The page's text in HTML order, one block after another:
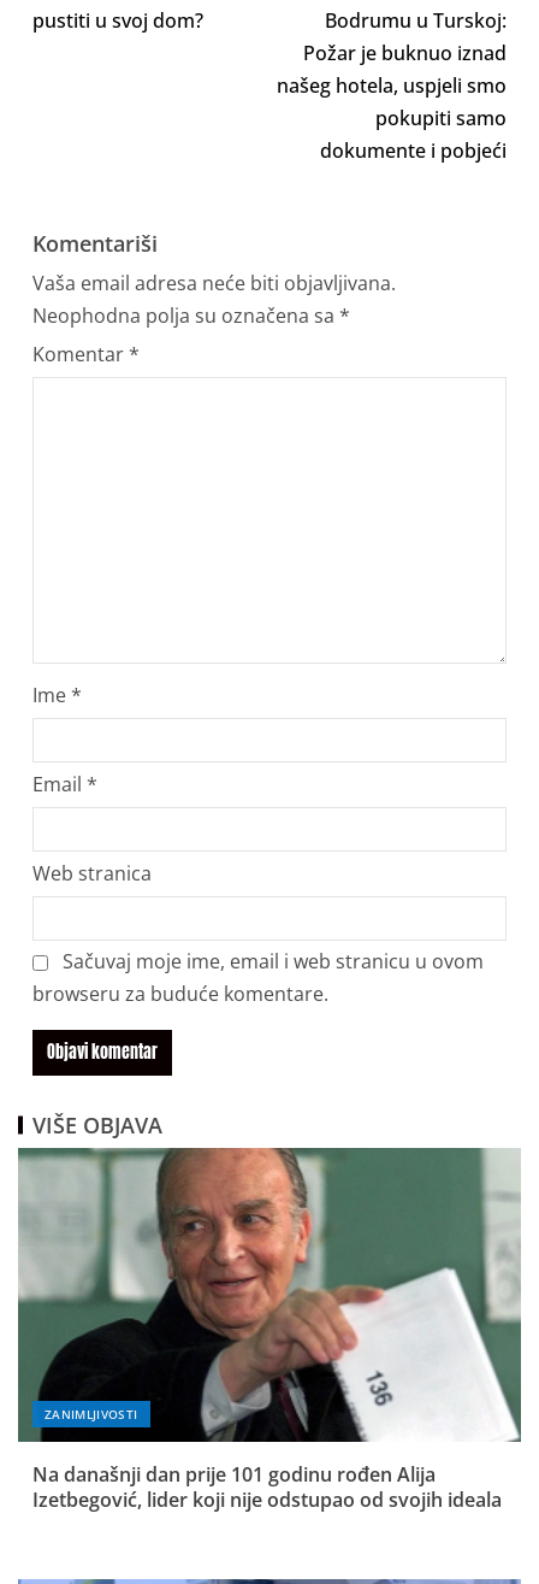
pustiti u svoj dom?
Bodrumu u Turskoj:
Požar je buknuo iznad
našeg hotela, uspjeli smo
pokupiti samo
dokumente i pobjeći
Komentariši
Vaša email adresa neće biti objavljivana.
Neophodna polja su označena sa *
Komentar*
Ime*
Email *
Web stranica
Sačuvaj moje ime, email i web stranicu u ovom
browseru za buduće komentare.
VIŠE OBJAVA
ZANIMLJIVOSTI
Na današnji dan prije 101 godinu rođen Alija
Izetbegović, lider koji nije odstupao od svojih ideala